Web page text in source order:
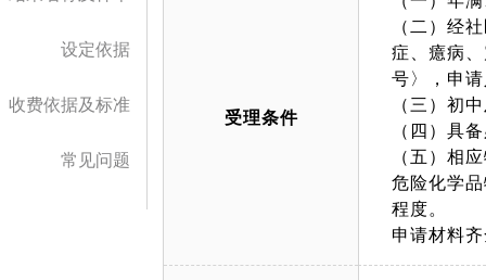
设定依据
收费依据及标准
常见问题
受理条件
（二）经
症、癔病
号〉，申
（三）初
（四）具
（五）相
危险化学
程度。
申请材料